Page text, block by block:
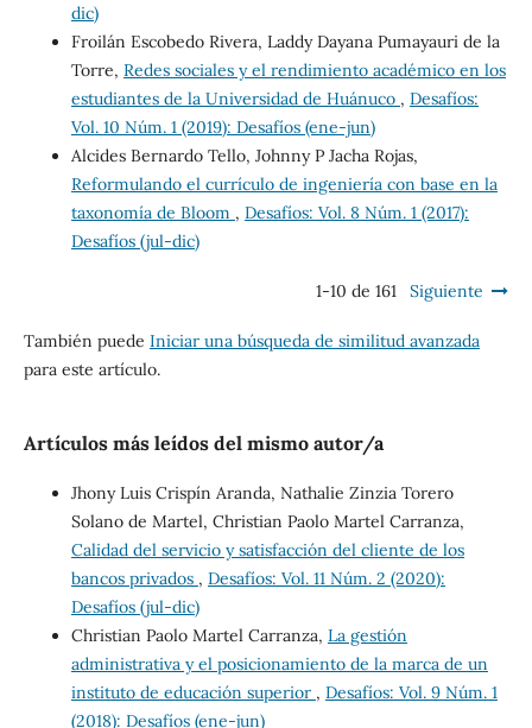
dic)
Froilán Escobedo Rivera, Laddy Dayana Pumayauri de la
Torre, Redes sociales y el rendimiento académico en los
estudiantes de la Universidad de Huánuco , Desafíos:
Vol. 10 Núm. 1 (2019): Desafíos (ene-jun)
Alcides Bernardo Tello, Johnny P Jacha Rojas,
Reformulando el currículo de ingeniería con base en la
taxonomía de Bloom , Desafíos: Vol. 8 Núm. 1 (2017):
Desafíos (jul-dic)
1-10 de 161 Siguiente
También puede Iniciar una búsqueda de similitud avanzada
para este artículo.
Artículos más leídos del mismo autor/a
Jhony Luis Crispín Aranda, Nathalie Zinzia Torero
Solano de Martel, Christian Paolo Martel Carranza,
Calidad del servicio y satisfacción del cliente de los
bancos privados , Desafíos: Vol. 11 Núm. 2 (2020):
Desafíos (jul-dic)
Christian Paolo Martel Carranza, La gestión
administrativa y el posicionamiento de la marca de un
instituto de educación superior , Desafíos: Vol. 9 Núm. 1
(2018): Desafíos (ene-jun)